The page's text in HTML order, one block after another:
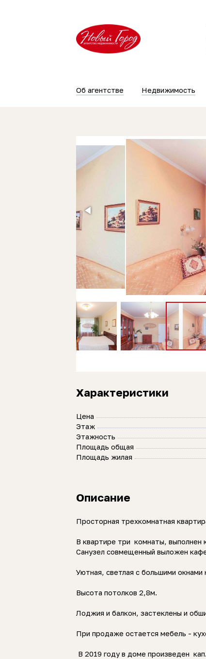
Об агентстве Недвижимость
Характеристики
Цена
Этаж
Этажность
Площадь общая
Площадь жилая
Описание
Просторная трехкомнатная
В квартире три комнаты, выполнен
Санузел совмещенный выложен
Уютная, светлая с большими окнами
Высота потолков 2,8м.
Лоджия и балкон, застеклены и
При продаже остается мебель -
В 2019 году в доме произведен